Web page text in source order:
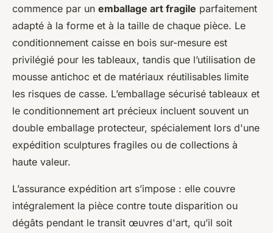
commence par un emballage art fragile parfaitement
adapté à la forme et à la taille de chaque pièce. Le
conditionnement caisse en bois sur-mesure est
privilégié pour les tableaux, tandis que l’utilisation de
mousse antichoc et de matériaux réutilisables limite
les risques de casse. L’emballage sécurisé tableaux et
le conditionnement art précieux incluent souvent un
double emballage protecteur, spécialement lors d'une
expédition sculptures fragiles ou de collections à
haute valeur.
L’assurance expédition art s’impose : elle couvre
intégralement la pièce contre toute disparition ou
dégâts pendant le transit œuvres d'art, qu’il soit